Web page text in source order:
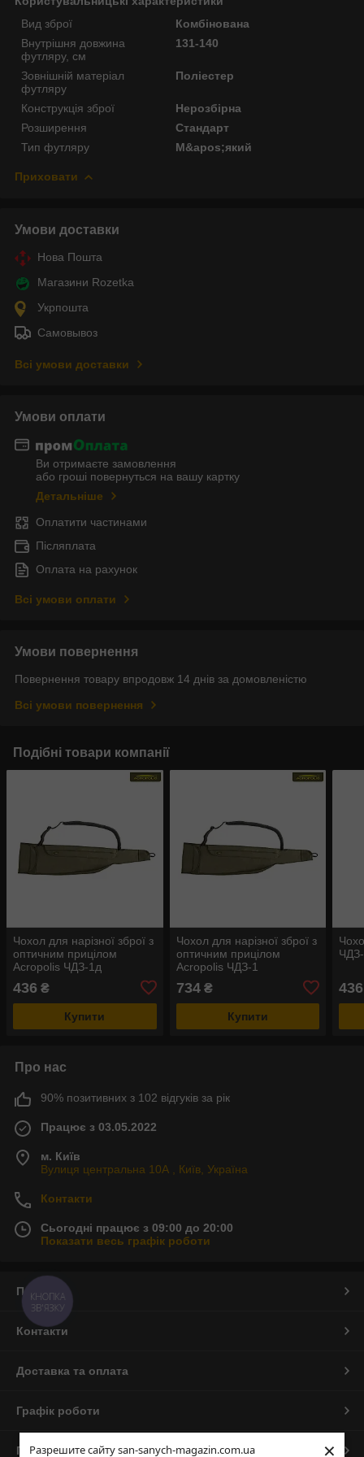
Разрешите сайту san-sanych-magazin.com.ua ×
Вид зброї
Комбінована
Внутрішня довжина
футляру, см
131-140
Зовнішній матеріал
футляру
Поліестер
Конструкція зброї
Нерозбірна
Розширення
Стандарт
Тип футляру
М&apos;який
Приховати
Умови доставки
Нова Пошта
Магазини Rozetka
Укрпошта
Самовывоз
Всі умови доставки
Умови оплати
Ви отримаєте замовлення
або гроші повернуться на вашу картку
Детальніше
Оплатити частинами
Післяплата
Оплата на рахунок
Всі умови оплати
Умови повернення
Повернення товару впродовж 14 днів за домовленістю
Всі умови повернення
Подібні товари компанії
Чохол для нарізної зброї з
оптичним прицілом
Acropolis ЧДЗ-1д
436 ₴
Купити
Чохол для нарізної зброї з
оптичним прицілом
Acropolis ЧДЗ-1
734₴
Купити
436
Про нас
90% позитивних з 102 відгуків за рік
Працює з 03.05.2022
м. Київ
Вулиця центральна 10А , Київ, Україна
Контакти
Сьогодні працює з 09:00 до 20:00
Показати весь графік роботи
Про нас
Контакти
Доставка та оплата
Графік роботи
Повна версія сайту
КНОПКА
ЗВ'ЯЗКУ